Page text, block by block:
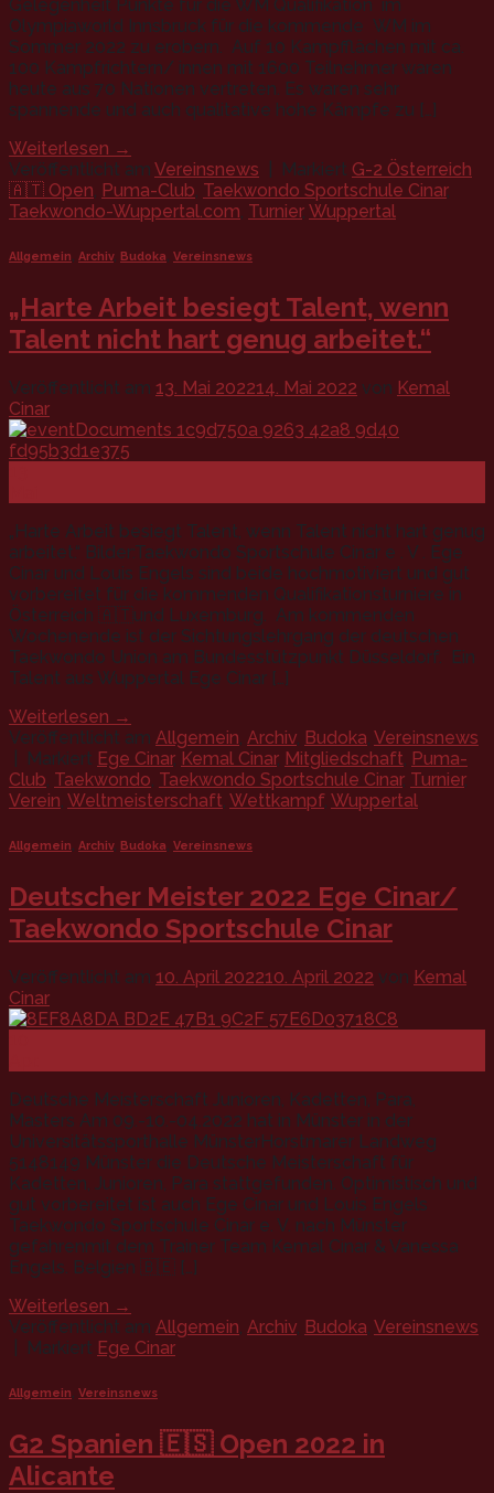
Gelegenheit Punkte für die WM Qualifikation im
Olympiaworld Innsbruck für die kommende WM im
Sommer 2022 zu erobern. Auf 10 Kampfflächen mit ca.
100 Kampfrichtern/ innen mit 1600 Teilnehmer waren
heute aus 70 Nationen vertreten. Es waren sehr
spannende und auch qualitative hohe Kämpfe zu […]
Weiterlesen →
Veröffentlicht am Vereinsnews Markiert G-2 Österreich
🇦🇹 Open, Puma-Club, Taekwondo Sportschule Cinar,
Taekwondo-Wuppertal.com, Turnier, Wuppertal
Allgemein, Archiv, Budoka, Vereinsnews
„Harte Arbeit besiegt Talent, wenn
Talent nicht hart genug arbeitet.“
Veröffentlicht am 13. Mai 202214. Mai 2022 von Kemal
Cinar
„Harte Arbeit besiegt Talent, wenn Talent nicht hart genug
arbeitet.“ Bilder:Taekwondo Sportschule Cinar e . V . Ege
Cinar und Louis Engels sind beide hochmotiviert und gut
vorbereitet für die kommenden Qualifikationsturniere in
Österreich 🇦🇹und Luxemburg. Am kommenden
Wochenende ist der Sichtungslehrgang der deutschen
Taekwondo Union am Bundesstützpunkt Düsseldorf. Ein
Talent aus Wuppertal Ege Cinar […]
Weiterlesen →
Veröffentlicht am Allgemein, Archiv, Budoka, Vereinsnews
Markiert Ege Cinar, Kemal Cinar, Mitgliedschaft, Puma-
Club, Taekwondo, Taekwondo Sportschule Cinar, Turnier,
Verein, Weltmeisterschaft, Wettkampf, Wuppertal
Allgemein, Archiv, Budoka, Vereinsnews
Deutscher Meister 2022 Ege Cinar/
Taekwondo Sportschule Cinar
Veröffentlicht am 10. April 202210. April 2022 von Kemal
Cinar
Deutsche Meisterschaft Junioren, Kadetten, Para,
Masters Am 09.-10.-04.2022 hat in Münster in der
Universitätssporthalle MünsterHorstmarer Landweg
5148149 Münster die Deutsche Meisterschaft für
Kadetten, Junioren, Para stattgefunden. Optimistisch und
gut vorbereitet ist auch Ege Cinar und Louis Engels
Taekwondo Sportschule Cinar e. V. nach Münster
gefahrenmit dem Trainer Team Kemal Cinar & Vanessa
Engels. Belgien 🇧🇪 […]
Weiterlesen →
Veröffentlicht am Allgemein, Archiv, Budoka, Vereinsnews
Markiert Ege Cinar
Allgemein, Vereinsnews
G2 Spanien 🇪🇸 Open 2022 in
Alicante